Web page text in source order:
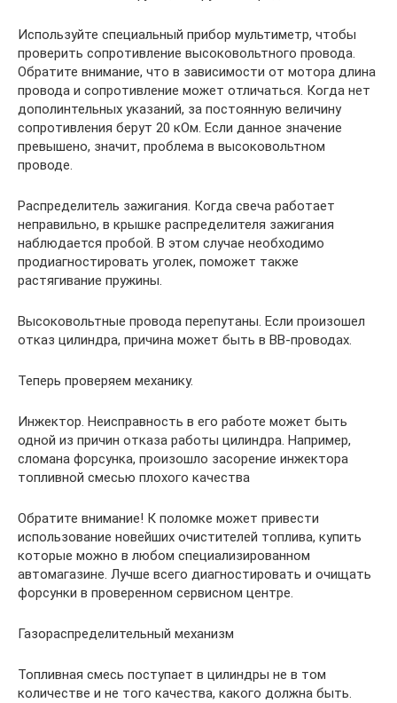
Используйте специальный прибор мультиметр, чтобы
проверить сопротивление высоковольтного провода.
Обратите внимание, что в зависимости от мотора длина
провода и сопротивление может отличаться. Когда нет
дополинтельных указаний, за постоянную величину
сопротивления берут 20 кОм. Если данное значение
превышено, значит, проблема в высоковольтном
проводе.
Распределитель зажигания. Когда свеча работает
неправильно, в крышке распределителя зажигания
наблюдается пробой. В этом случае необходимо
продиагностировать уголек, поможет также
растягивание пружины.
Высоковольтные провода перепутаны. Если произошел
отказ цилиндра, причина может быть в ВВ-проводах.
Теперь проверяем механику.
Инжектор. Неисправность в его работе может быть
одной из причин отказа работы цилиндра. Например,
сломана форсунка, произошло засорение инжектора
топливной смесью плохого качества
Обратите внимание! К поломке может привести
использование новейших очистителей топлива, купить
которые можно в любом специализированном
автомагазине. Лучше всего диагностировать и очищать
форсунки в проверенном сервисном центре.
Газораспределительный механизм
Топливная смесь поступает в цилиндры не в том
количестве и не того качества, какого должна быть.